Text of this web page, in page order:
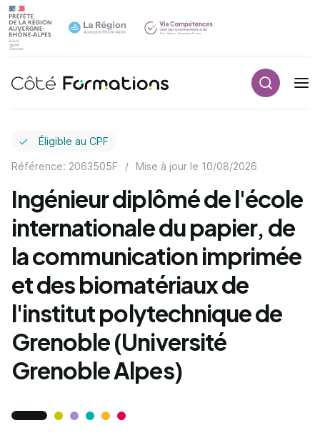
Navigation principale
Éligible au CPF
Référence: 2063505F / Mise à jour le 10/08/2026
Ingénieur diplômé de l'école
internationale du papier, de
la communication imprimée
et des biomatériaux de
l'institut polytechnique de
Grenoble (Université
Grenoble Alpes)